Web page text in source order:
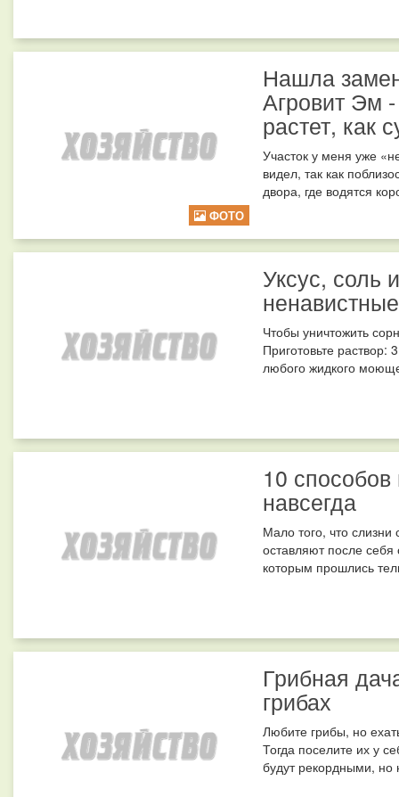
ФОТО
Нашла
Агровит Эм
растет, как
Участок у меня уже
видел, так как
двора, где водятся
Уксус, соль
Чтобы уничтожить
Приготовьте раствор:
любого жидкого
10 способов
навсегда
Мало того, что
оставляют после
которым прошлись
Грибная
грибах
Любите грибы, но
Тогда поселите их у
будут рекордными, но